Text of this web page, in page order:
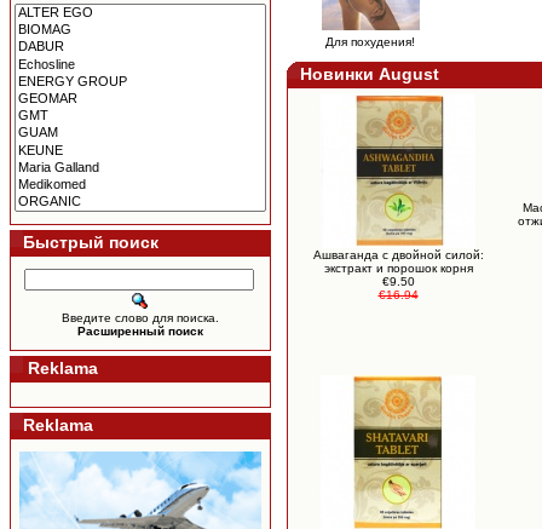
Быстрый поиск
Введите слово для поиска.
Расширенный поиск
Reklama
Reklama
Для похудения!
Новинки August
Ашваганда с двойной силой:
экстракт и порошок корня
€9.50
€16.94